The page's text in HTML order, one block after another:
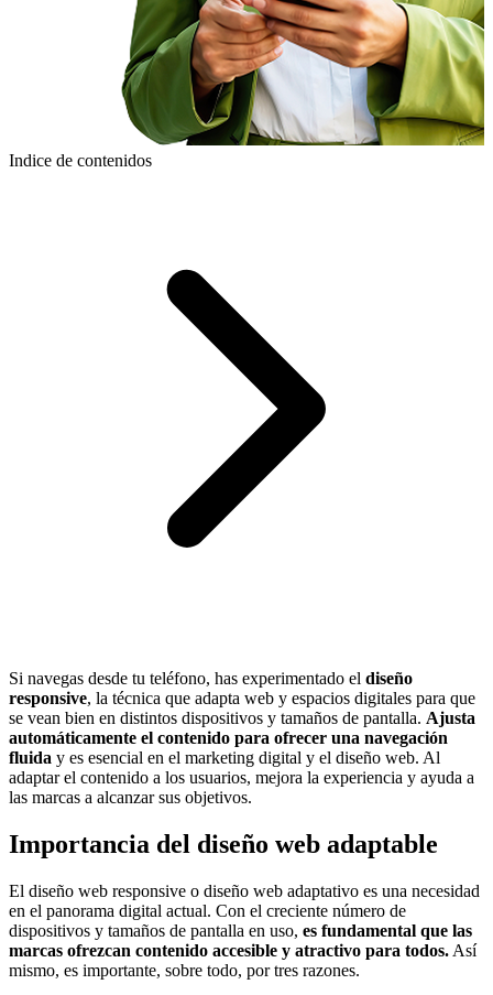
Indice de contenidos
Si navegas desde tu teléfono, has experimentado el diseño
responsive, la técnica que adapta web y espacios digitales para que
se vean bien en distintos dispositivos y tamaños de pantalla. Ajusta
automáticamente el contenido para ofrecer una navegación
fluida y es esencial en el marketing digital y el diseño web. Al
adaptar el contenido a los usuarios, mejora la experiencia y ayuda a
las marcas a alcanzar sus objetivos.
Importancia del diseño web adaptable
El diseño web responsive o diseño web adaptativo es una necesidad
en el panorama digital actual. Con el creciente número de
dispositivos y tamaños de pantalla en uso, es fundamental que las
marcas ofrezcan contenido accesible y atractivo para todos. Así
mismo, es importante, sobre todo, por tres razones.